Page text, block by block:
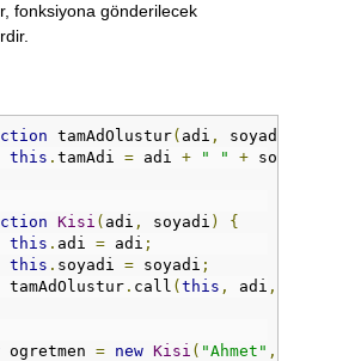
fonksiyona gönderilecek
tamAdOlustur( adi , soyadi
this . tamAdi = adi + " " + soyadi
Kisi ( adi , soyadi )
{
this . adi = adi ;
this . soyadi = soyadi ;
tamAdOlustur
. call ( this , adi ,
ogretmen = new Kisi ( "Ahmet" ,